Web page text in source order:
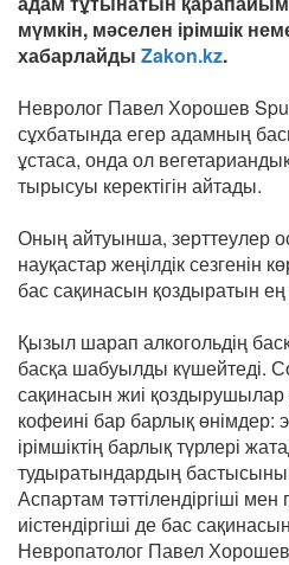
мүмкін, мәселен ірімшік
хабарлайды Zakon.kz.
Невролог Павел Хорошев
сұхбатында егер адамның
ұстаса, онда ол
тырысуы керектігін айтады.
Оның айтуынша, зерттеулер
науқастар жеңілдік сезгенін
бас сақинасын қоздыратын
Қызыл шарап алкогольдің
басқа шабуылды күшейтеді.
сақинасын жиі
кофеині бар барлық өнімдер:
ірімшіктің барлық түрлері
тудыратындардың
Аспартам тәттілендіргіші
иістендіргіші де бас
Невропатолог Павел Хорошев